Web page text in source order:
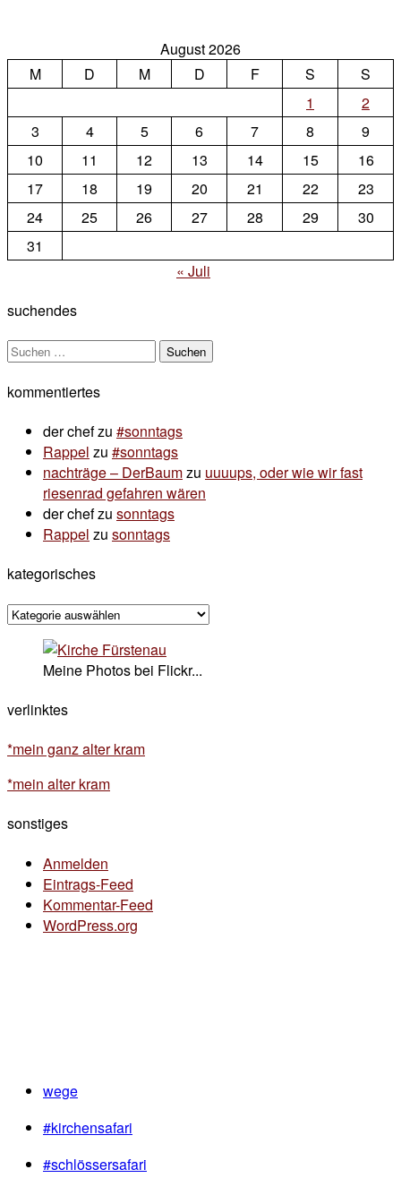
August 2026
M
D M D F S
S
1
2
3
4 5 6 7 8
9
10
11 12 13 14 15
16
17
18 19 20 21 22
23
24
25 26 27 28 29
30
31
« Juli
suchendes
Suchen
kommentiertes
der chefzu #sonntags
Rappel zu #sonntags
nachträge – DerBaumzu uuuups, oder wie wir fast
riesenrad gefahren wären
der chefzu sonntags
Rappel zu sonntags
kategorisches
kategorisches
Meine Photos bei Flickr...
verlinktes
*mein ganz alter kram
*mein alter kram
sonstiges
Anmelden
Eintrags-Feed
Kommentar-Feed
WordPress.org
wege
#kirchensafari
#schlössersafari